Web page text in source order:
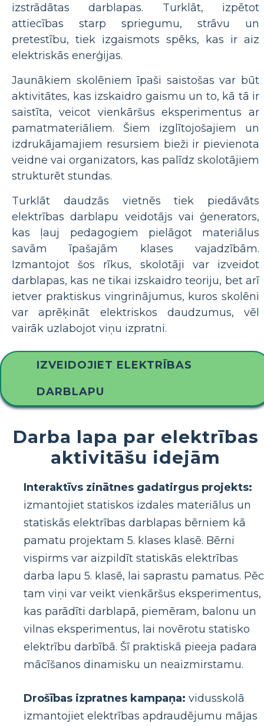
izstrādātas darblapas. Turklāt, izpētot
attiecības starp spriegumu, strāvu un
pretestību, tiek izgaismots spēks, kas ir aiz
elektriskās enerģijas.
Jaunākiem skolēniem īpaši saistošas var būt
aktivitātes, kas izskaidro gaismu un to, kā tā ir
saistīta, veicot vienkāršus eksperimentus ar
pamatmateriāliem. Šiem izglītojošajiem un
izdrukājamajiem resursiem bieži ir pievienota
veidne vai organizators, kas palīdz skolotājiem
strukturēt stundas.
Turklāt daudzās vietnēs tiek piedāvāts
elektrības darblapu veidotājs vai ģenerators,
kas ļauj pedagogiem pielāgot materiālus
savām īpašajām klases vajadzībām.
Izmantojot šos rīkus, skolotāji var izveidot
darblapas, kas ne tikai izskaidro teoriju, bet arī
ietver praktiskus vingrinājumus, kuros skolēni
var aprēķināt elektriskos daudzumus, vēl
vairāk uzlabojot viņu izpratni.
IZVEIDOJIET ELEKTRĪBAS
DARBLAPU
Darba lapa par elektrības
aktivitāšu idejām
Interaktīvs zinātnes gadatirgus projekts:
izmantojiet statiskos izdales materiālus un
statiskās elektrības darblapas bērniem kā
pamatu projektam 5. klases klasē. Bērni
vispirms var aizpildīt statiskās elektrības
darba lapu 5. klasē, lai saprastu pamatus. Pēc
tam viņi var veikt vienkāršus eksperimentus,
kas parādīti darblapā, piemēram, balonu un
vilnas eksperimentus, lai novērotu statisko
elektrību darbībā. Šī praktiskā pieeja padara
mācīšanos dinamisku un neaizmirstamu.
Drošības izpratnes kampaņa: vidusskolā
izmantojiet elektrības apdraudējumu mājas